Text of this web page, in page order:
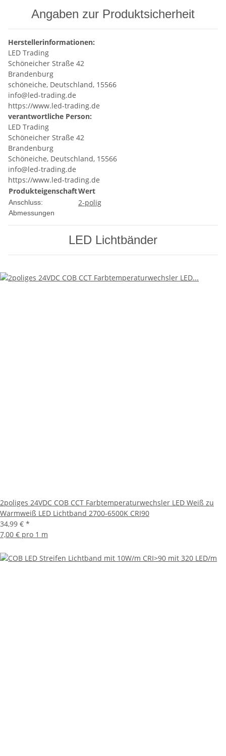
Angaben zur Produktsicherheit
Herstellerinformationen:
LED Trading
Schöneicher Straße 42
Brandenburg
schöneiche, Deutschland, 15566
info@led-trading.de
https://www.led-trading.de
verantwortliche Person:
LED Trading
Schöneicher Straße 42
Brandenburg
Schöneiche, Deutschland, 15566
info@led-trading.de
https://www.led-trading.de
ProdukteigenschaftWert
Anschluss: 2-polig
Abmessungen
LED Lichtbänder
2poliges 24VDC COB CCT Farbtemperaturwechsler LED Weiß zu
Warmweiß LED Lichtband 2700-6500K CRI90
34,99 € *
7,00 € pro 1 m